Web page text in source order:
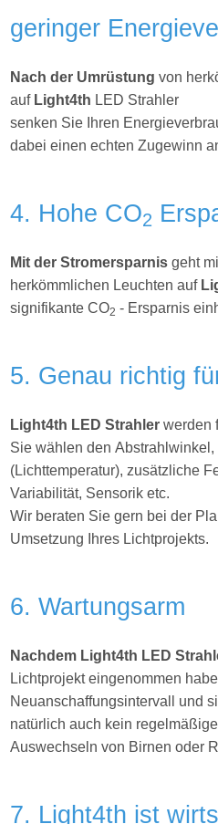
geringer
Nach der Umrüstung von
auf Light4th LED Strahler
senken Sie Ihren
dabei einen echten Zugewinn
4. Hohe CO2
Mit der Stromersparnis geht
herkömmlichen Leuchten auf
signifikante CO2 - Ersparnis
5. Genau richtig
Light4th LED Strahler werden
Sie wählen den Abstrahlwinkel,
(Lichttemperatur), zusätzliche
Variabilität, Sensorik etc.
Wir beraten Sie gern bei der
Umsetzung Ihres Lichtprojekts.
6. Wartungsarm
Nachdem Light4th LED
Lichtprojekt eingenommen
Neuanschaffungsintervall und
natürlich auch kein
Auswechseln von Birnen oder
7. Light4th ist